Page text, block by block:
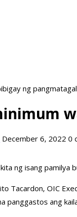
ng
December 6, 2022 0
ng isang
Tacardon, OIC
panggastos ang